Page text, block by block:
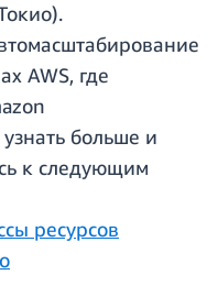
AWS, где
больше и
к следующим
ресурсов